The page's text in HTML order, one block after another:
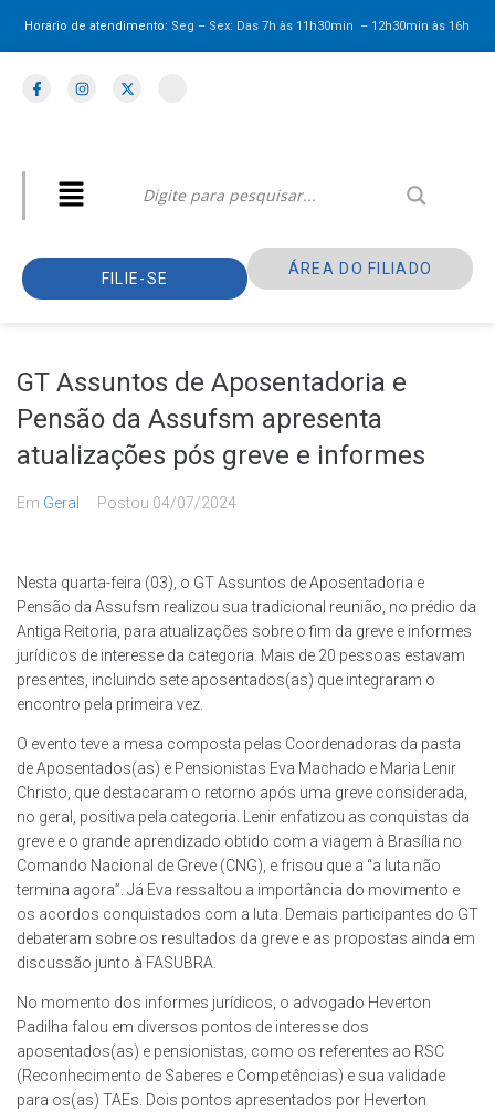
Horário de atendimento: Seg – Sex: Das 7h às 11h30min – 12h30minàs 16h
FILIE-SE
ÁREA DO FILIADO
GT Assuntos de Aposentadoria e
Pensão da Assufsm apresenta
atualizações pós greve e informes
Em Geral Postou 04/07/2024
Nesta quarta-feira (03), o GT Assuntos de Aposentadoria e
Pensão da Assufsm realizou sua tradicional reunião, no prédio da
Antiga Reitoria, para atualizações sobre o fim da greve e informes
jurídicos de interesse da categoria. Mais de 20 pessoas estavam
presentes, incluindo sete aposentados(as) que integraram o
encontro pela primeira vez.
O evento teve a mesa composta pelas Coordenadoras da pasta
de Aposentados(as) e Pensionistas Eva Machado e Maria Lenir
Christo, que destacaram o retorno após uma greve considerada,
no geral, positiva pela categoria. Lenir enfatizou as conquistas da
greve e o grande aprendizado obtido com a viagem à Brasília no
Comando Nacional de Greve (CNG), e frisou que a “a luta não
termina agora”. Já Eva ressaltou a importância do movimento e
os acordos conquistados com a luta. Demais participantes do GT
debateram sobre os resultados da greve e as propostas ainda em
discussão junto à FASUBRA.
No momento dos informes jurídicos, o advogado Heverton
Padilha falou em diversos pontos de interesse dos
aposentados(as) e pensionistas, como os referentes ao RSC
(Reconhecimento de Saberes e Competências) e sua validade
para os(as) TAEs. Dois pontos apresentados por Heverton